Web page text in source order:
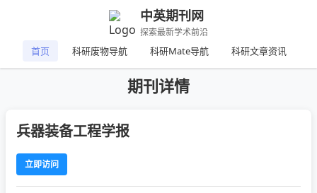
中英期刊网
探索最新学术前沿
首页 科研废物导航 科研Mate导航 科研文章资讯
期刊详情
兵器装备工程学报
立即访问